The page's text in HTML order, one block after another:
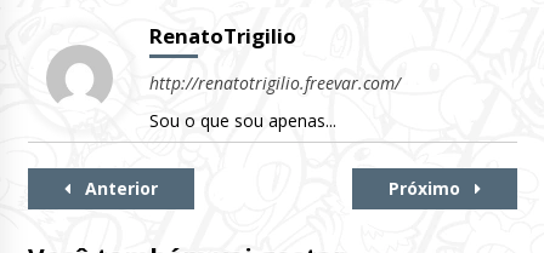
RenatoTrigilio
http://renatotrigilio.freevar.com/
Sou o que sou apenas...
Continue
Anterior Próximo